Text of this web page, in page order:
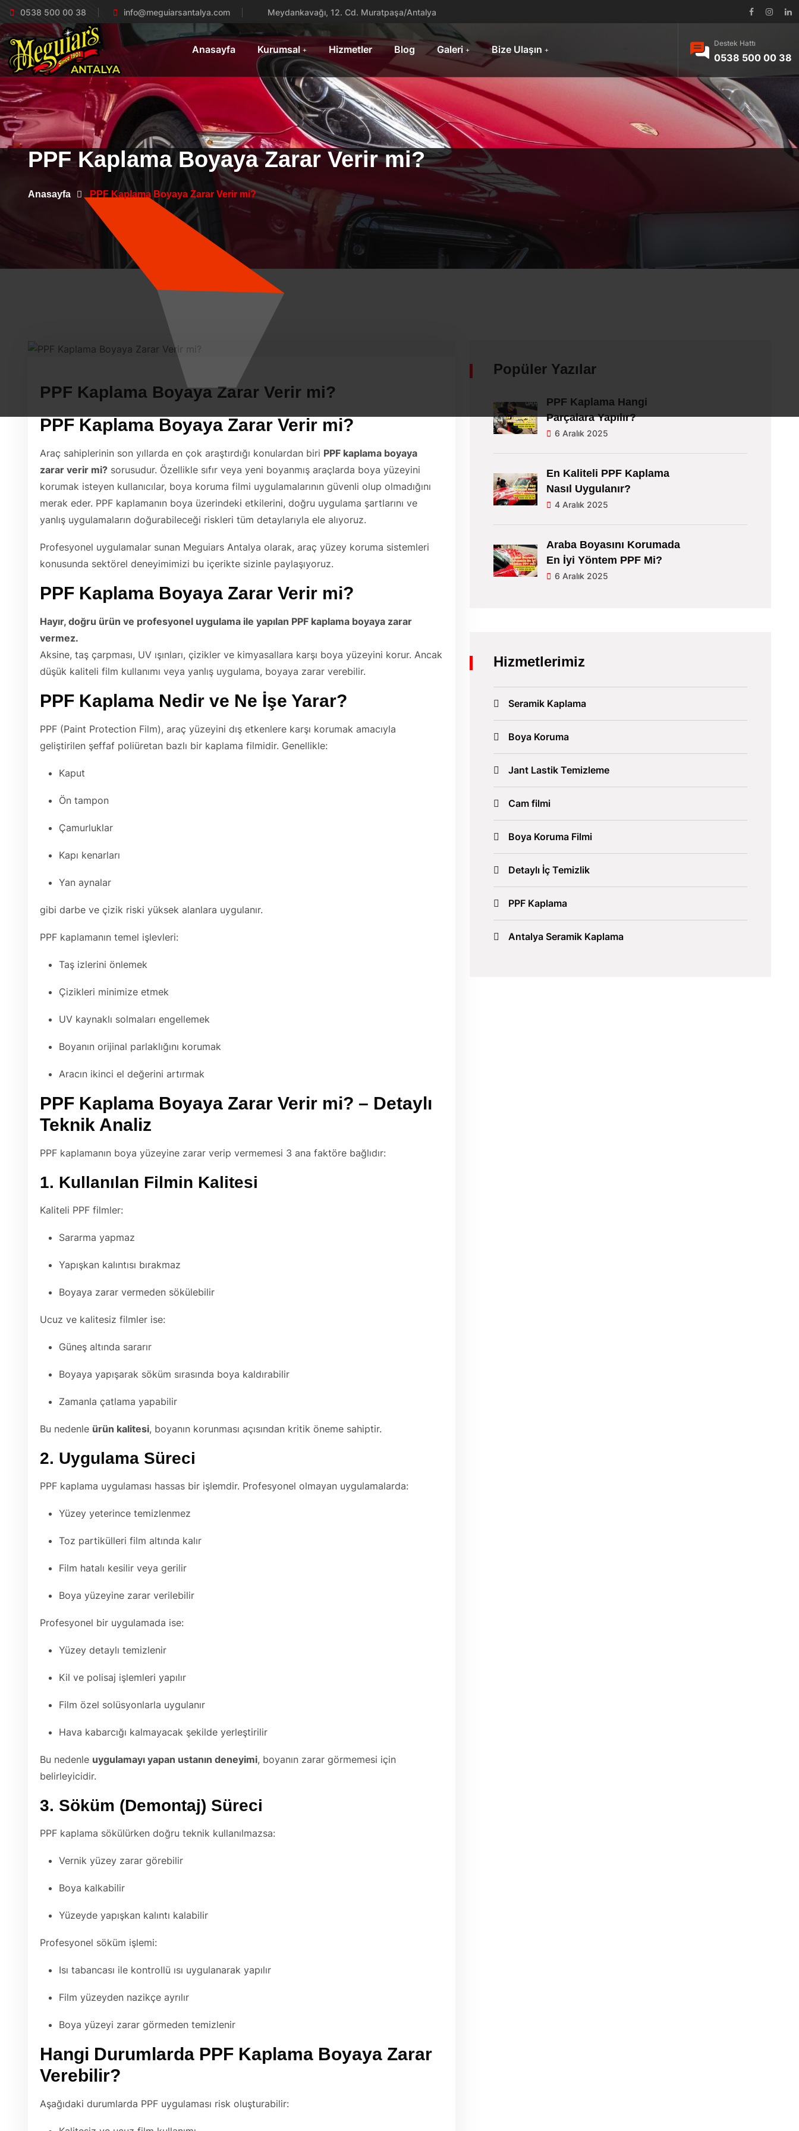
0538 500 00 38 info@meguiarsantalya.com Meydankavağı, 12. Cd. Muratpaşa/Antalya
Anasayfa Kurumsal Hizmetler Blog Galeri Bize Ulaşın
Destek Hattı
0538 500 00 38
PPF Kaplama Boyaya Zarar Verir mi?
Anasayfa PPF Kaplama Boyaya Zarar Verir mi?
PPF Kaplama Boyaya Zarar Verir mi?
PPF Kaplama Boyaya Zarar Verir mi?
Araç sahiplerinin son yıllarda en çok araştırdığı konulardan biri PPF kaplama boyaya
zarar verir mi? sorusudur. Özellikle sıfır veya yeni boyanmış araçlarda boya yüzeyini
korumak isteyen kullanıcılar, boya koruma filmi uygulamalarının güvenli olup olmadığını
merak eder. PPF kaplamanın boya üzerindeki etkilerini, doğru uygulama şartlarını ve
yanlış uygulamaların doğurabileceği riskleri tüm detaylarıyla ele alıyoruz.
Profesyonel uygulamalar sunan Meguiars Antalya olarak, araç yüzey koruma sistemleri
konusunda sektörel deneyimimizi bu içerikte sizinle paylaşıyoruz.
PPF Kaplama Boyaya Zarar Verir mi?
Hayır, doğru ürün ve profesyonel uygulama ile yapılan PPF kaplama boyaya zarar
vermez.
Aksine, taş çarpması, UV ışınları, çizikler ve kimyasallara karşı boya yüzeyini korur. Ancak
düşük kaliteli film kullanımı veya yanlış uygulama, boyaya zarar verebilir.
PPF Kaplama Nedir ve Ne İşe Yarar?
PPF (Paint Protection Film), araç yüzeyini dış etkenlere karşı korumak amacıyla
geliştirilen şeffaf poliüretan bazlı bir kaplama filmidir. Genellikle:
Kaput
Ön tampon
Çamurluklar
Kapı kenarları
Yan aynalar
gibi darbe ve çizik riski yüksek alanlara uygulanır.
PPF kaplamanın temel işlevleri:
Taş izlerini önlemek
Çizikleri minimize etmek
UV kaynaklı solmaları engellemek
Boyanın orijinal parlaklığını korumak
Aracın ikinci el değerini artırmak
PPF Kaplama Boyaya Zarar Verir mi? – Detaylı
Teknik Analiz
PPF kaplamanın boya yüzeyine zarar verip vermemesi 3 ana faktöre bağlıdır:
1. Kullanılan Filmin Kalitesi
Kaliteli PPF filmler:
Sararma yapmaz
Yapışkan kalıntısı bırakmaz
Boyaya zarar vermeden sökülebilir
Ucuz ve kalitesiz filmler ise:
Güneş altında sararır
Boyaya yapışarak söküm sırasında boya kaldırabilir
Zamanla çatlama yapabilir
Bu nedenle ürün kalitesi, boyanın korunması açısından kritik öneme sahiptir.
2. Uygulama Süreci
PPF kaplama uygulaması hassas bir işlemdir. Profesyonel olmayan uygulamalarda:
Yüzey yeterince temizlenmez
Toz partikülleri film altında kalır
Film hatalı kesilir veya gerilir
Boya yüzeyine zarar verilebilir
Profesyonel bir uygulamada ise:
Yüzey detaylı temizlenir
Kil ve polisaj işlemleri yapılır
Film özel solüsyonlarla uygulanır
Hava kabarcığı kalmayacak şekilde yerleştirilir
Bu nedenle uygulamayı yapan ustanın deneyimi, boyanın zarar görmemesi için
belirleyicidir.
3. Söküm (Demontaj) Süreci
PPF kaplama sökülürken doğru teknik kullanılmazsa:
Vernik yüzey zarar görebilir
Boya kalkabilir
Yüzeyde yapışkan kalıntı kalabilir
Profesyonel söküm işlemi:
Isı tabancası ile kontrollü ısı uygulanarak yapılır
Film yüzeyden nazikçe ayrılır
Boya yüzeyi zarar görmeden temizlenir
Hangi Durumlarda PPF Kaplama Boyaya Zarar
Verebilir?
Aşağıdaki durumlarda PPF uygulaması risk oluşturabilir:
Popüler Yazılar
PPF Kaplama Hangi
Parçalara Yapılır?
6 Aralık 2025
En Kaliteli PPF Kaplama
Nasıl Uygulanır?
4 Aralık 2025
Araba Boyasını Korumada
En İyi Yöntem PPF Mi?
6 Aralık 2025
Hizmetlerimiz
Seramik Kaplama
Boya Koruma
Jant Lastik Temizleme
Cam filmi
Boya Koruma Filmi
Detaylı İç Temizlik
PPF Kaplama
Antalya Seramik Kaplama